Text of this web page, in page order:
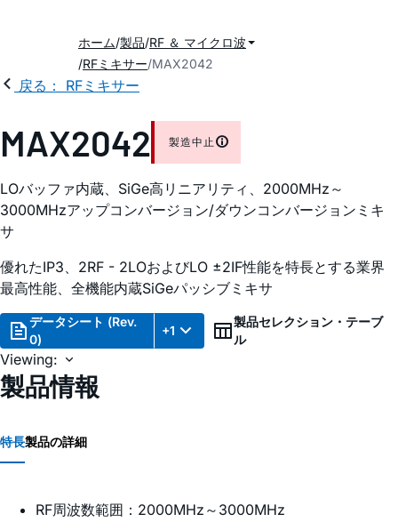
ホーム 製品 RF ＆ マイクロ波
RFミキサー MAX2042
戻る： RFミキサー
MAX2042 製造中止
LOバッファ内蔵、SiGe高リニアリティ、2000MHz～
3000MHzアップコンバージョン/ダウンコンバージョンミキ
サ
優れたIP3、2RF - 2LOおよびLO ±2IF性能を特長とする業界
最高性能、全機能内蔵SiGeパッシブミキサ
データシート (Rev.
0)
+1
製品セレクション・テーブ
ル
Viewing:
製品情報
特長製品の詳細
RF周波数範囲：2000MHz～3000MHz